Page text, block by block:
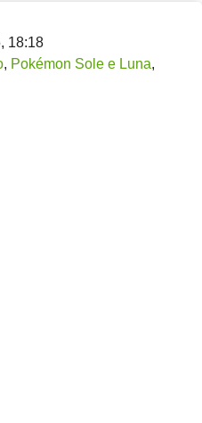
18:18
, Pokémon Sole e Luna,